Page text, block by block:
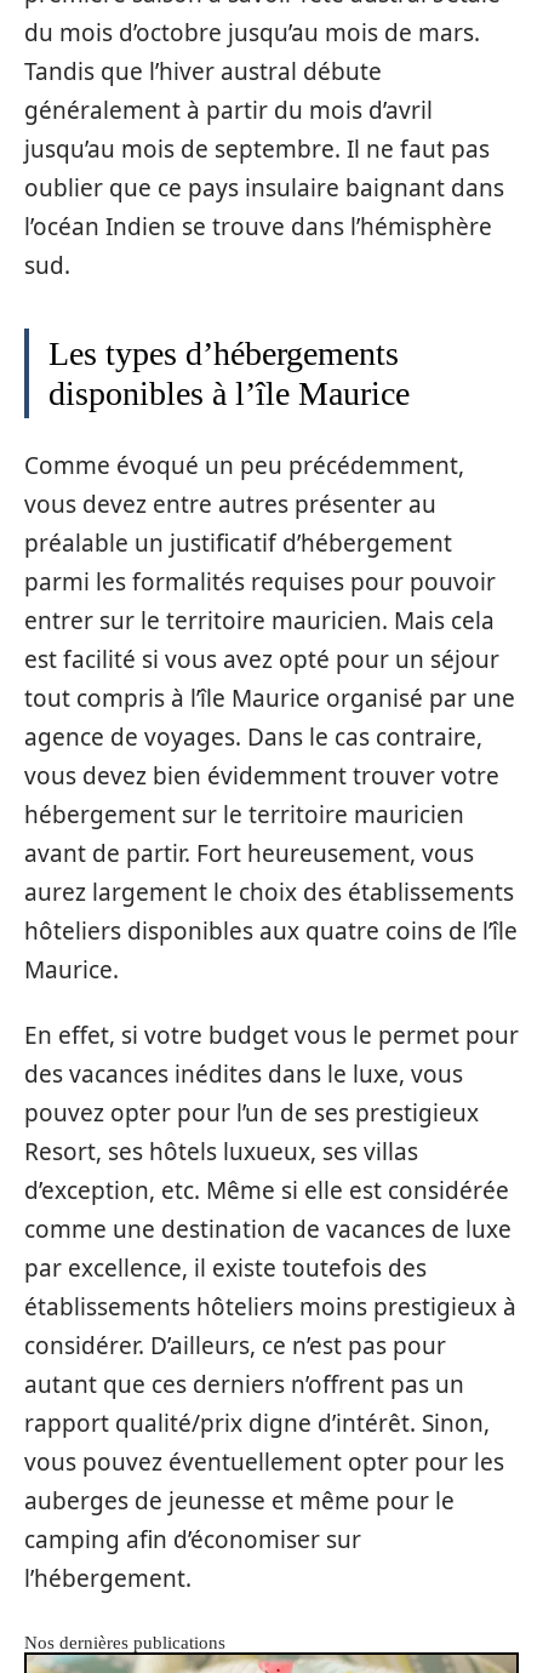
du mois d’octobre jusqu’au mois de mars.
Tandis que l’hiver austral débute
généralement à partir du mois d’avril
jusqu’au mois de septembre. Il ne faut pas
oublier que ce pays insulaire baignant dans
l’océan Indien se trouve dans l’hémisphère
sud.
Les types d’hébergements
disponibles à l’île Maurice
Comme évoqué un peu précédemment,
vous devez entre autres présenter au
préalable un justificatif d’hébergement
parmi les formalités requises pour pouvoir
entrer sur le territoire mauricien. Mais cela
est facilité si vous avez opté pour un séjour
tout compris à l’île Maurice organisé par une
agence de voyages. Dans le cas contraire,
vous devez bien évidemment trouver votre
hébergement sur le territoire mauricien
avant de partir. Fort heureusement, vous
aurez largement le choix des établissements
hôteliers disponibles aux quatre coins de l’île
Maurice.
En effet, si votre budget vous le permet pour
des vacances inédites dans le luxe, vous
pouvez opter pour l’un de ses prestigieux
Resort, ses hôtels luxueux, ses villas
d’exception, etc. Même si elle est considérée
comme une destination de vacances de luxe
par excellence, il existe toutefois des
établissements hôteliers moins prestigieux à
considérer. D’ailleurs, ce n’est pas pour
autant que ces derniers n’offrent pas un
rapport qualité/prix digne d’intérêt. Sinon,
vous pouvez éventuellement opter pour les
auberges de jeunesse et même pour le
camping afin d’économiser sur
l’hébergement.
Nos dernières publications